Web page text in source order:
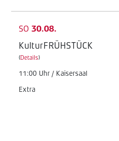
SO 30.08.
KulturFRÜHSTÜCK
(Details)
11:00 Uhr / Kaisersaal
Extra